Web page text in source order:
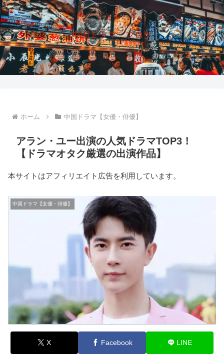
中国ドラマ ブログ
ホーム 中国ドラマ【女優・俳優】
アラン・ユー出演の人気ドラマTOP3！
【ドラマオタク厳選の出演作品】
本サイトはアフィリエイト広告を利用しています。
中国ドラマ【女優・俳優】
X Facebook LINE